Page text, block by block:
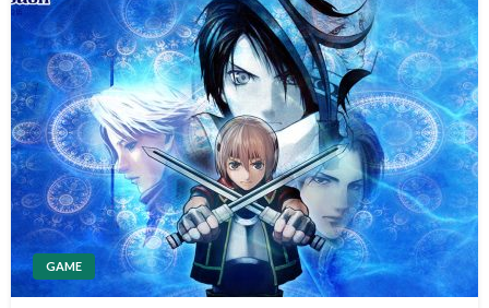
GAME